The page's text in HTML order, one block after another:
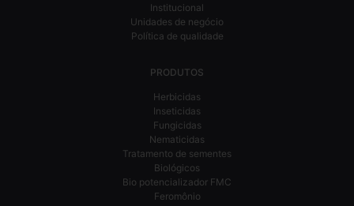
Institucional
Unidades de negócio
Política de qualidade
PRODUTOS
Herbicidas
Inseticidas
Fungicidas
Nematicidas
Tratamento de sementes
Biológicos
Bio potencializador FMC
Feromônio